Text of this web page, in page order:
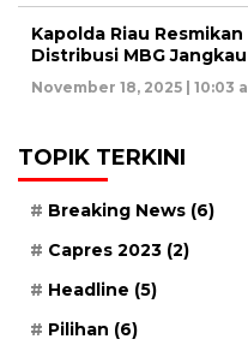
Kapolda Riau
Distribusi MBG
November 18, 2025 | 10:03
TOPIK TERKINI
Breaking News (6)
Capres 2023 (2)
Headline (5)
Pilihan (6)